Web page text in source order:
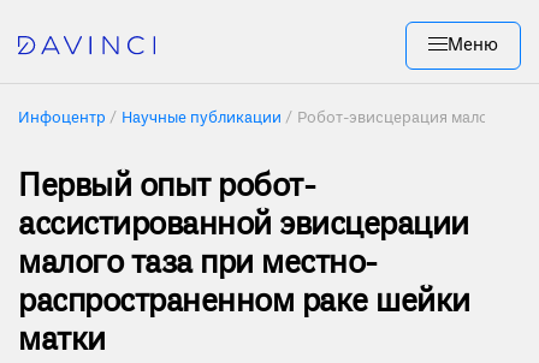
Меню
Инфоцентр Научные публикации Робот-эвисцерация малого
Первый опыт робот-
ассистированной эвисцерации
малого таза при местно-
распространенном раке шейки
матки